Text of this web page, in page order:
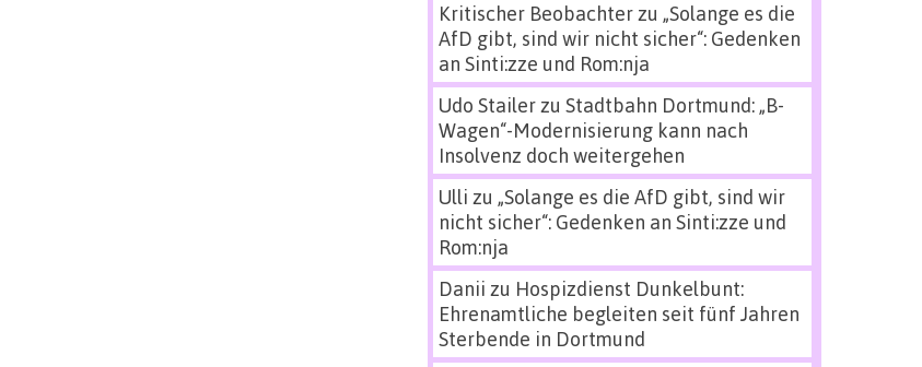
Kritischer Beobachterzu „Solange es die
AfD gibt, sind wir nicht sicher“: Gedenken
an Sinti:zze und Rom:nja
Udo Stailerzu Stadtbahn Dortmund: „B-
Wagen“-Modernisierung kann nach
Insolvenz doch weitergehen
Ulli zu „Solange es die AfD gibt, sind wir
nicht sicher“: Gedenken an Sinti:zze und
Rom:nja
Danii zu Hospizdienst Dunkelbunt:
Ehrenamtliche begleiten seit fünf Jahren
Sterbende in Dortmund